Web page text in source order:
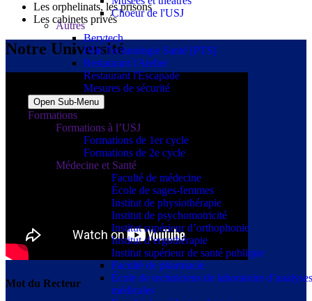
Choeur de l'USJ
Autres
Berytech
Pôle Technologie Santé [PTS]
Restaurant l'Atelier
Restaurant l'Escapade
Mesures de sécurité
Open Sub-Menu
Formations
Formations à l’USJ
Formations de 1er cycle
Formations de 2e cycle
Médecine et Santé
Faculté de médecine
École de sages-femmes
Institut de physiothérapie
Institut de psychomotricité
Institut supérieur d’orthophonie
Institut d’ergothérapie
Institut supérieur de santé publique
Faculté de pharmacie
École de techniciens de laboratoire d’analyses
médicales
Les orphelinats, les prisons
Les cabinets privés
Notre Université
Mot du Recteur